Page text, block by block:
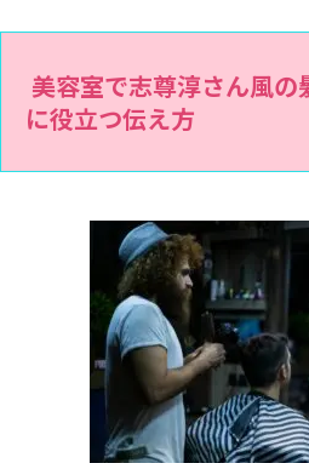
美容室で志尊淳さん風
に役立つ伝え方